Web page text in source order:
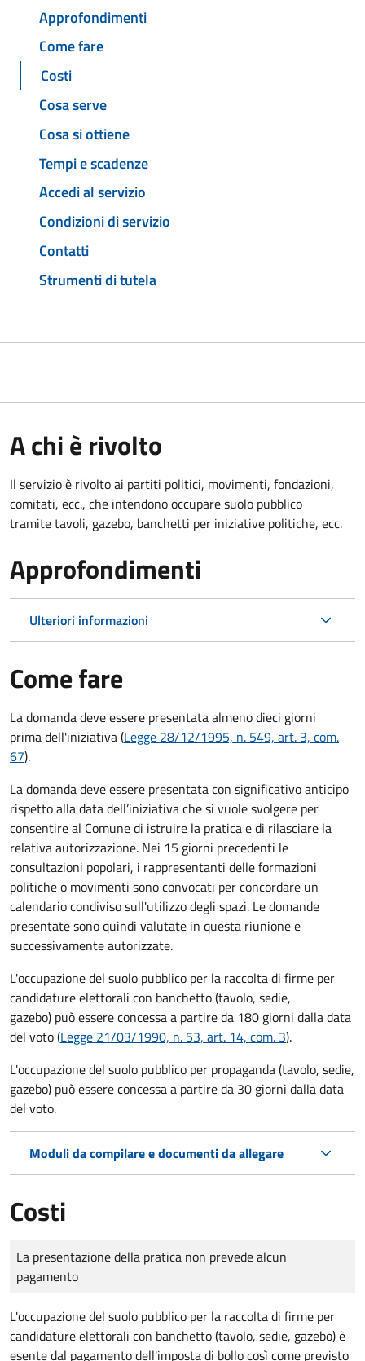
Approfondimenti
Come fare
Costi
Cosa serve
Cosa si ottiene
Tempi e scadenze
Accedi al servizio
Condizioni di servizio
Contatti
Strumenti di tutela
A chi è rivolto
Il servizio è rivolto ai partiti politici, movimenti, fondazioni,
comitati, ecc., che intendono occupare suolo pubblico
tramite tavoli, gazebo, banchetti per iniziative politiche, ecc.
Approfondimenti
Ulteriori informazioni
Come fare
La domanda deve essere presentataalmeno dieci giorni
primadell'iniziativa (Legge 28/12/1995, n. 549, art. 3, com.
67).
La domanda deve essere presentata con significativo anticipo
rispetto alla data dell’iniziativa che si vuole svolgere per
consentire al Comune di istruire la pratica e di rilasciare la
relativa autorizzazione. Nei 15 giorni precedenti le
consultazioni popolari, i rappresentanti delle formazioni
politiche o movimenti sono convocati per concordare un
calendario condiviso sull'utilizzo degli spazi. Le domande
presentate sono quindi valutate in questa riunione e
successivamente autorizzate.
L'occupazione del suolo pubblico per la raccolta di firme per
candidature elettorali con banchetto (tavolo, sedie,
gazebo) può essere concessa a partire da 180 giorni dalla data
del voto (Legge 21/03/1990, n. 53, art. 14, com. 3).
L'occupazione del suolo pubblico per propaganda (tavolo, sedie,
gazebo) può essere concessa a partire da 30 giorni dalla data
del voto.
Moduli da compilare e documenti da allegare
Costi
Tipo di pagamento
Importo
La presentazione della pratica non prevede alcun
pagamento
L'occupazione del suolo pubblico per la raccolta di firme per
candidature elettorali con banchetto (tavolo, sedie, gazebo) è
esente dal pagamento dell'imposta di bollo così come previsto